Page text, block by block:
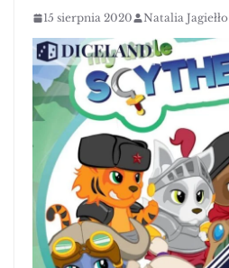
15 sierpnia 2020 Natalia Jagiełło